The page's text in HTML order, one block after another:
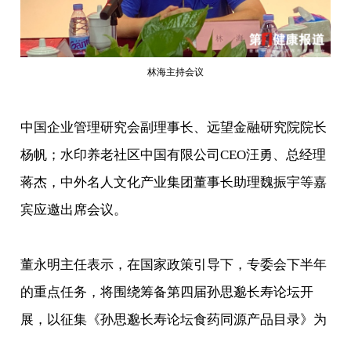
林海主持会议
中国企业管理研究会副理事长、远望金融研究院院长
杨帆；水印养老社区中国有限公司CEO汪勇、总经理
蒋杰，中外名人文化产业集团董事长助理魏振宇等嘉
宾应邀出席会议。
董永明主任表示，在国家政策引导下，专委会下半年
的重点任务，将围绕筹备第四届孙思邈长寿论坛开
展，以征集《孙思邈长寿论坛食药同源产品目录》为